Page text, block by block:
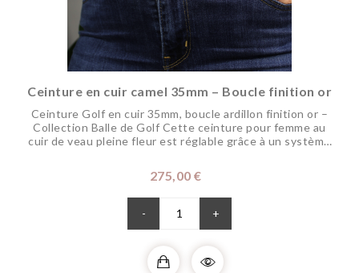
Ceinture en cuir camel 35mm – Boucle finition or
Ceinture Golf en cuir 35mm, boucle ardillon finition or –
Collection Balle de Golf Cette ceinture pour femme au
cuir de veau pleine fleur est réglable grâce à un système
portée en toute...
275,00 €
- +